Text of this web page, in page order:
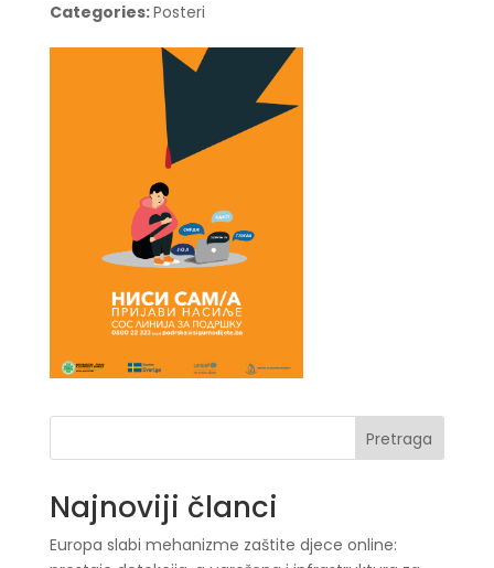
Categories:Posteri
Pretraga
Najnoviji članci
Europa slabi mehanizme zaštite djece online: